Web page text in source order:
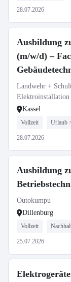
28.07.2026
Ausbildung
(m/w/d) –
Landwehr +
Kassel
Vollzeit Urlaub
28.07.2026
Ausbildung
Outokumpu
Dillenburg
Vollzeit
25.07.2026